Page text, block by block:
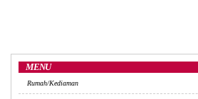
MENU
Rumah/Kediaman